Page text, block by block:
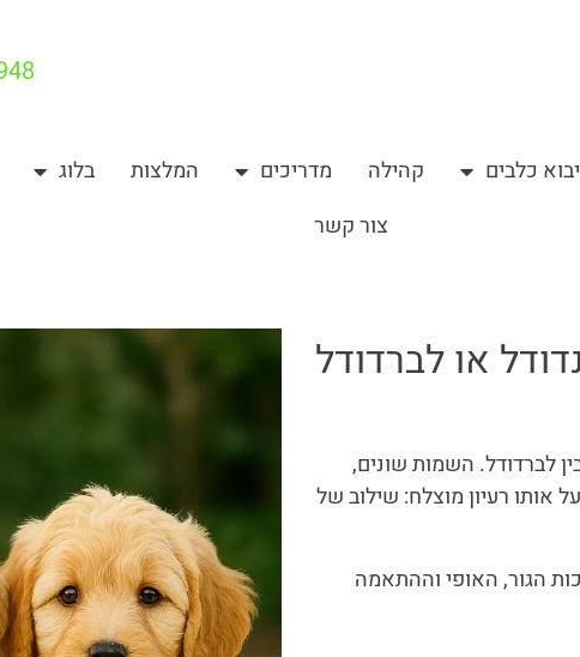
יבוא כלבים קהילה מדריכים המלצות בלוג
צור קשר
או לברדודל
לברדודל. השמות שונים,
אותו רעיון מוצלח: שילוב של
הגור, האופי וההתאמה